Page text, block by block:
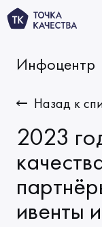
Тестирование
Функциональное
КОМПАНИЯ
Инфоцентр
Назад к
2023
ивенты